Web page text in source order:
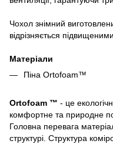
Чохол знімний
відрізняється
Матеріали
Піна Ortofoam™
Ortofoam ™ - це
комфортне та природне
Головна перевага
структурі. Структура